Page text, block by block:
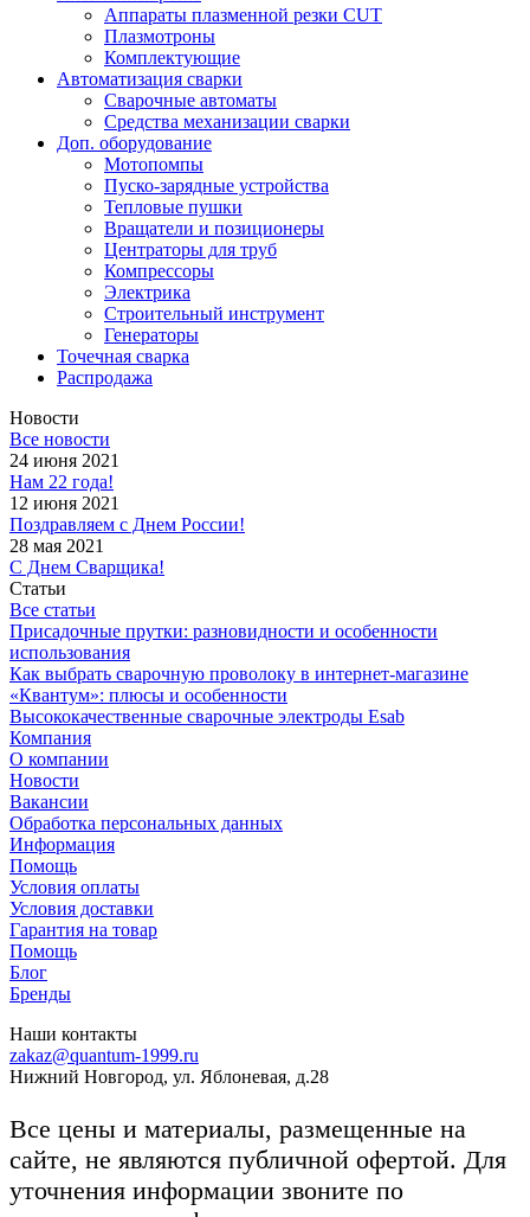
Аппараты плазменной резки CUT
Плазмотроны
Комплектующие
Автоматизация сварки
Сварочные автоматы
Средства механизации сварки
Доп. оборудование
Мотопомпы
Пуско-зарядные устройства
Тепловые пушки
Вращатели и позиционеры
Центраторы для труб
Компрессоры
Электрика
Строительный инструмент
Генераторы
Точечная сварка
Распродажа
Новости
Все новости
24 июня 2021
Нам 22 года!
12 июня 2021
Поздравляем с Днем России!
28 мая 2021
С Днем Сварщика!
Статьи
Все статьи
Присадочные прутки: разновидности и особенности
использования
Как выбрать сварочную проволоку в интернет-магазине
«Квантум»: плюсы и особенности
Высококачественные сварочные электроды Esab
Компания
О компании
Новости
Вакансии
Обработка персональных данных
Информация
Помощь
Условия оплаты
Условия доставки
Гарантия на товар
Помощь
Блог
Бренды
Наши контакты
zakaz@quantum-1999.ru
Нижний Новгород, ул. Яблоневая, д.28
Все цены и материалы, размещенные на
сайте, не являются публичной офертой. Для
уточнения информации звоните по